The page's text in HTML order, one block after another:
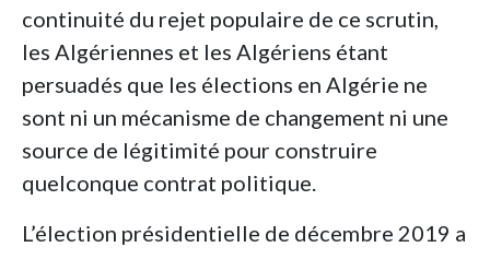
continuité du rejet populaire de ce scrutin,
les Algériennes et les Algériens étant
persuadés que les élections en Algérie ne
sont ni un mécanisme de changement ni une
source de légitimité pour construire
quelconque contrat politique.
L’élection présidentielle de décembre 2019 a